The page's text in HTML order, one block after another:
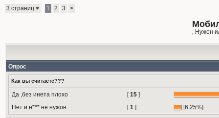
3 страниц 1 2 3 >
, Нужон
Опрос
Как вы считаете???
Да ,без инета плохо [15]
Нет и н*** не нужон
[1] [6.25%]